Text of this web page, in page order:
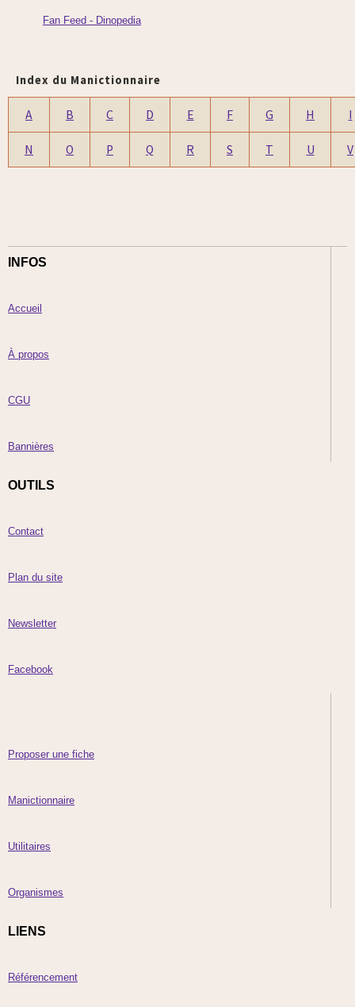
Fan Feed - Dinopedia
Index du Manictionnaire
A B C D E F G H I
N O P Q R S T U V
INFOS
Accueil
À propos
CGU
Bannières
OUTILS
Contact
Plan du site
Newsletter
Facebook
Proposer une fiche
Manictionnaire
Utilitaires
Organismes
LIENS
Référencement